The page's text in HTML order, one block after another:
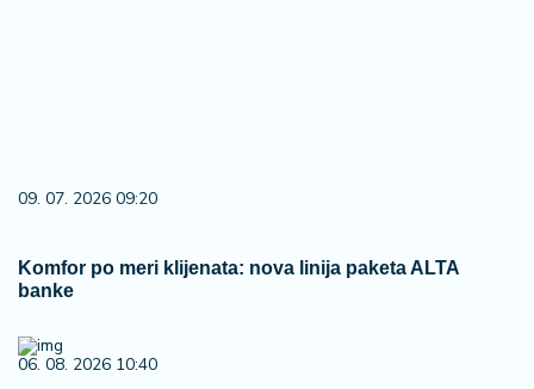
09. 07. 2026 09:20
Komfor po meri klijenata: nova linija paketa ALTA
banke
06. 08. 2026 10:40